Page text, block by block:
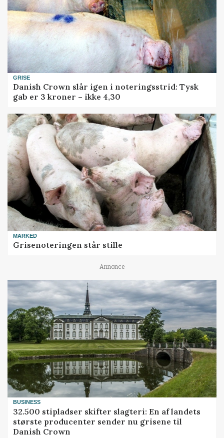
GRISE
Danish Crown slår igen i noteringsstrid: Tysk
gab er 3 kroner – ikke 4,30
MARKED
Grisenoteringen står stille
Annonce
BUSINESS
32.500 stipladser skifter slagteri: En af landets
største producenter sender nu grisene til
Danish Crown